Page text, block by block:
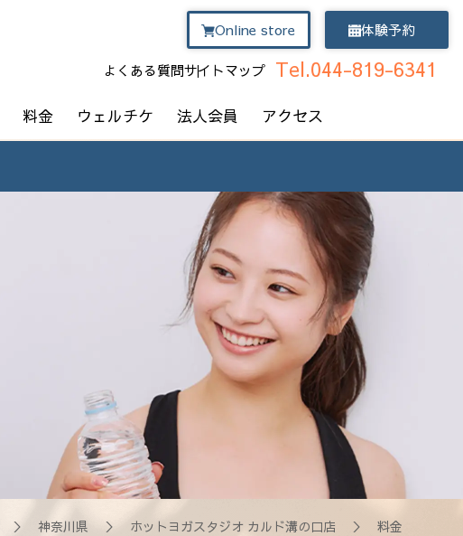
よくある質問サイトマップ Tel.044-819-6341
料金 ウェルチケ 法人会員 アクセス
＞ 神奈川県 ＞ ホットヨガスタジオ カルド溝の口店 ＞ 料金
Online store 体験予約